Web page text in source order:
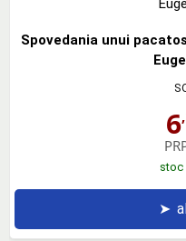
Spovedania unui
6
stoc
➤